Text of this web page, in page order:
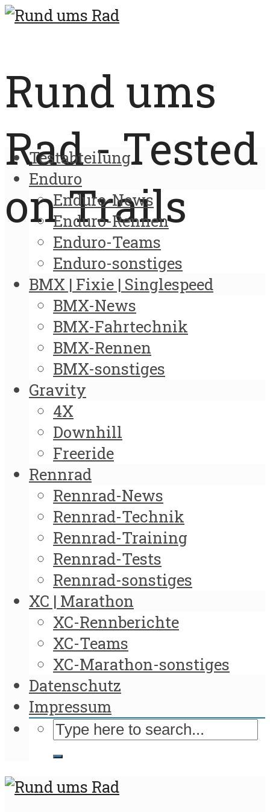
Rund ums
Rad - Tested
on Trails
Testabteilung
Enduro
Enduro-News
Enduro-Rennen
Enduro-Teams
Enduro-sonstiges
BMX | Fixie | Singlespeed
BMX-News
BMX-Fahrtechnik
BMX-Rennen
BMX-sonstiges
Gravity
4X
Downhill
Freeride
Rennrad
Rennrad-News
Rennrad-Technik
Rennrad-Training
Rennrad-Tests
Rennrad-sonstiges
XC | Marathon
XC-Rennberichte
XC-Teams
XC-Marathon-sonstiges
Datenschutz
Impressum